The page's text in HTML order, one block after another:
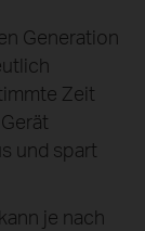
Generation
Zeit
und spart
je nach